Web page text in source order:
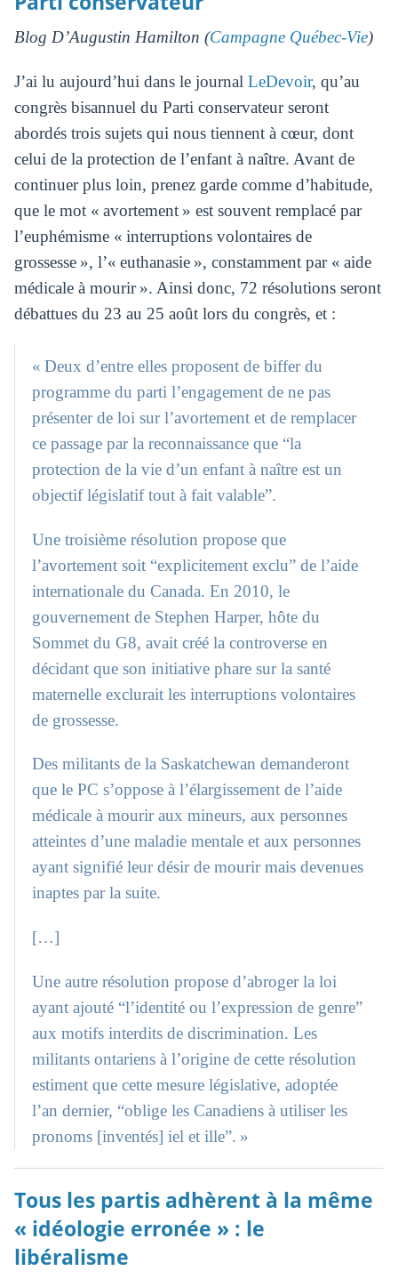
Blog D’Augustin Hamilton (Campagne Québec-Vie)
J’ai lu aujourd’hui dans le journal LeDevoir, qu’au
congrès bisannuel du Parti conservateur seront
abordés trois sujets qui nous tiennent à cœur, dont
celui de la protection de l’enfant à naître. Avant de
continuer plus loin, prenez garde comme d’habitude,
que le mot « avortement » est souvent remplacé par
l’euphémisme « interruptions volontaires de
grossesse », l’« euthanasie », constamment par « aide
médicale à mourir ». Ainsi donc, 72 résolutions seront
débattues du 23 au 25 août lors du congrès, et :
« Deux d’entre elles proposent de biffer du
programme du parti l’engagement de ne pas
présenter de loi sur l’avortement et de remplacer
ce passage par la reconnaissance que “la
protection de la vie d’un enfant à naître est un
objectif législatif tout à fait valable”.
Une troisième résolution propose que
l’avortement soit “explicitement exclu” de l’aide
internationale du Canada. En 2010, le
gouvernement de Stephen Harper, hôte du
Sommet du G8, avait créé la controverse en
décidant que son initiative phare sur la santé
maternelle exclurait les interruptions volontaires
de grossesse.
Des militants de la Saskatchewan demanderont
que le PC s’oppose à l’élargissement de l’aide
médicale à mourir aux mineurs, aux personnes
atteintes d’une maladie mentale et aux personnes
ayant signifié leur désir de mourir mais devenues
inaptes par la suite.
[…]
Une autre résolution propose d’abroger la loi
ayant ajouté “l’identité ou l’expression de genre”
aux motifs interdits de discrimination. Les
militants ontariens à l’origine de cette résolution
estiment que cette mesure législative, adoptée
l’an dernier, “oblige les Canadiens à utiliser les
pronoms [inventés] iel et ille”. »
Tous les partis adhèrent à la même
« idéologie erronée » : le
libéralisme